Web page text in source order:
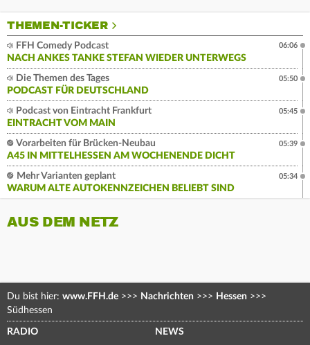
THEMEN-TICKER
FFH Comedy Podcast
NACH ANKES TANKE STEFAN WIEDER UNTERWEGS
06:06
Die Themen des Tages
PODCAST FÜR DEUTSCHLAND
05:50
Podcast von Eintracht Frankfurt
EINTRACHT VOM MAIN
05:45
Vorarbeiten für Brücken-Neubau
A45 IN MITTELHESSEN AM WOCHENENDE DICHT
05:39
Mehr Varianten geplant
WARUM ALTE AUTOKENNZEICHEN BELIEBT SIND
05:34
AUS DEM NETZ
Du bist hier: www.FFH.de >>> Nachrichten >>> Hessen >>>
Südhessen
RADIO NEWS